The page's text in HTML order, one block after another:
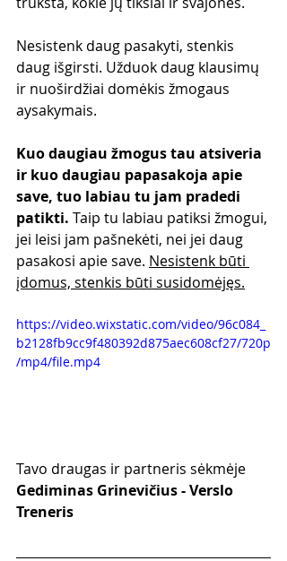
Nesistenk daug pasakyti, stenkis
daug išgirsti. Užduok daug klausimų
ir nuoširdžiai domėkis žmogaus
aysakymais.
Kuo daugiau žmogus tau atsiveria
ir kuo daugiau papasakoja apie
save, tuo labiau tu jam pradedi
patikti. Taip tu labiau patiksi žmogui,
jei leisi jam pašnekėti, nei jei daug
pasakosi apie save. Nesistenk būti
įdomus, stenkis būti susidomėjęs.
https://video.wixstatic.com/video/96c084_
b2128fb9cc9f480392d875aec608cf27/720p
/mp4/file.mp4
Tavo draugas ir partneris sėkmėje
Gediminas Grinevičius - Verslo
Treneris